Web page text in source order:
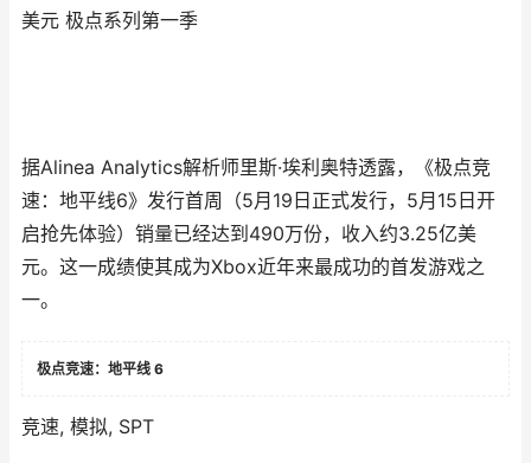
美元 极点系列第一季
据Alinea Analytics解析师里斯·埃利奥特透露，《极点竞
速：地平线6》发行首周（5月19日正式发行，5月15日开
启抢先体验）销量已经达到490万份，收入约3.25亿美
元。这一成绩使其成为Xbox近年来最成功的首发游戏之
一。
极点竞速：地平线 6
竞速, 模拟, SPT